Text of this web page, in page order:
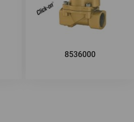
8536000